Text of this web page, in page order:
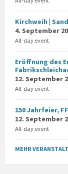
Kirchweih |
4. September
All-day event
Eröffnung des
12. September
All-day event
150 Jahrfeier,
12. September
All-day event
MEHR